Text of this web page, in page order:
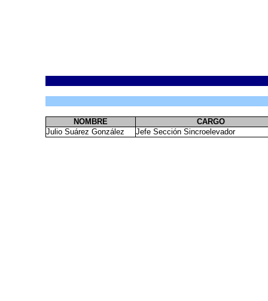
NOMBRE
CARGO
Julio Suárez González
Jefe Sección Sincroelevador